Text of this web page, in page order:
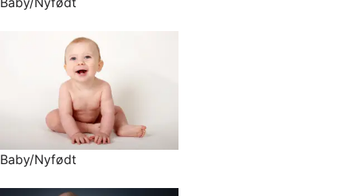
Baby/Nyfødt